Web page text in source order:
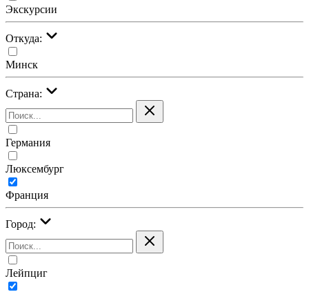
Экскурсии
Откуда:
Минск
Страна:
Германия
Люксембург
Франция
Город:
Лейпциг